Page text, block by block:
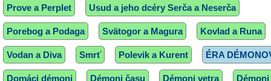
Prove a Perplet Usud a jeho dcéry Serča a Neserča
Porebog a Podaga Svätogor a Magura Kovlad a Runa
Vodan a Diva Smrť Polevik a Kurent ÉRA
Domáci démoni Démoni času Démoni vetra